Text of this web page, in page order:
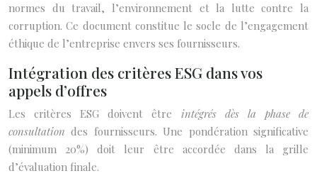
normes du travail, l’environnement et la lutte contre la
corruption. Ce document constitue le socle de l’engagement
éthique de l’entreprise envers ses fournisseurs.
Intégration des critères ESG dans vos
appels d’offres
Les critères ESG doivent être intégrés dès la phase de
consultationdes fournisseurs. Une pondération significative
(minimum 20%) doit leur être accordée dans la grille
d’évaluation finale.